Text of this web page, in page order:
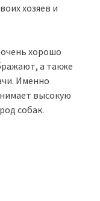
хозяев и
хорошо
а также
Именно
высокую
собак.